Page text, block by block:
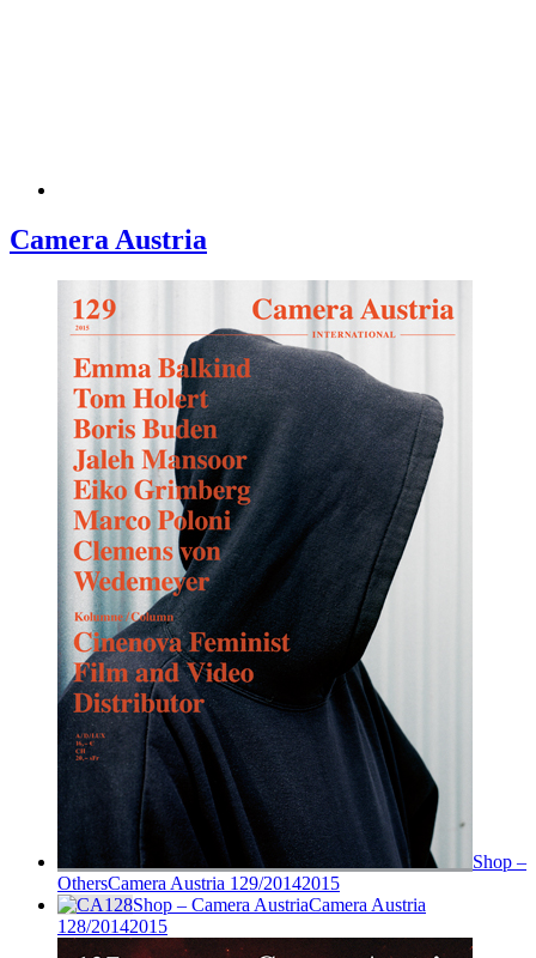
Camera Austria
Shop –
OthersCamera Austria 129/20142015
Shop – Camera AustriaCamera Austria
128/20142015